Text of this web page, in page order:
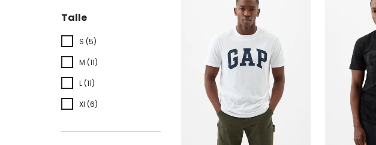
Talle
S (5)
M (11)
L (11)
Xl (6)